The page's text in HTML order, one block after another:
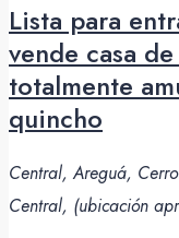
Lista para
vende casa
totalmente
quincho
Central, Areguá,
Central, (ubicación